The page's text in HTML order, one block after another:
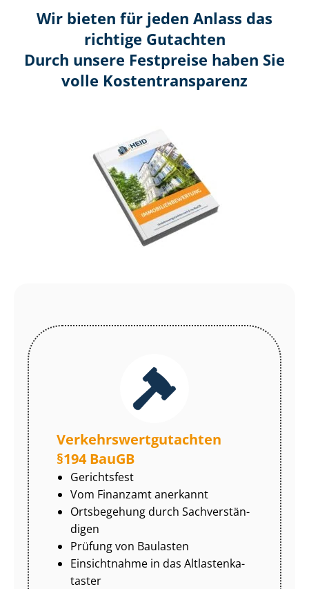
Wir bieten für jeden Anlass das
richtige Gutachten
Durch unsere Festpreise haben Sie
volle Kosten­transparenz
Ver­kehrs­wert­gut­ach­ten
§194 BauGB
Gerichtsfest
Vom Finanzamt anerkannt
Ortsbegehung durch Sach­ver­stän­
di­gen
Prüfung von Baulasten
Einsichtnahme in das Alt­las­ten­ka­
tas­ter